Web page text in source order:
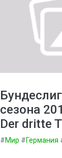
сезона
Der dritte
#Мир #Германия